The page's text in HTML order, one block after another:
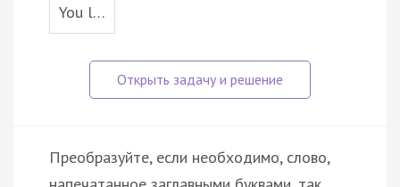
You l…
Преобразуйте, если необходимо, слово,